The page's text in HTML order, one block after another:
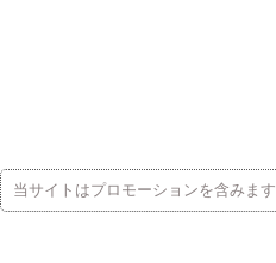
当サイトはプロモーションを含みます